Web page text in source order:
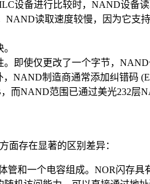
设备进行比较时，NAND设备
读取速度较慢，因为它
即使仅更改了一个字节，
NAND制造商通常添加纠错码
而NAND范围已通过美光232层
面存在显著的区别差异：
和一个电容组成。NOR闪存